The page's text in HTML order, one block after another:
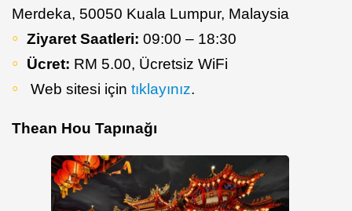
Merdeka, 50050 Kuala Lumpur, Malaysia
Ziyaret Saatleri: 09:00 – 18:30
Ücret: RM 5.00, Ücretsiz WiFi
Web sitesi için tıklayınız.
Thean Hou Tapınağı